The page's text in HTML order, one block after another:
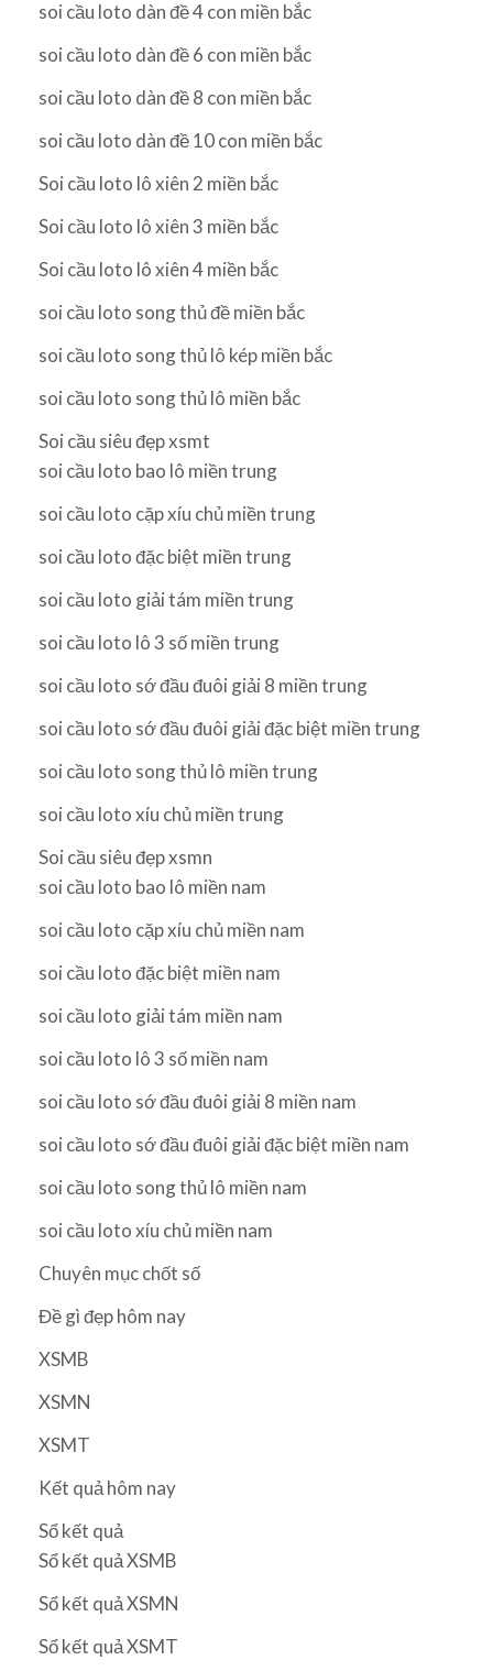
soi cầu loto dàn đề 4 con miền bắc
soi cầu loto dàn đề 6 con miền bắc
soi cầu loto dàn đề 8 con miền bắc
soi cầu loto dàn đề 10 con miền bắc
Soi cầu loto lô xiên 2 miền bắc
Soi cầu loto lô xiên 3 miền bắc
Soi cầu loto lô xiên 4 miền bắc
soi cầu loto song thủ đề miền bắc
soi cầu loto song thủ lô kép miền bắc
soi cầu loto song thủ lô miền bắc
Soi cầu siêu đẹp xsmt
soi cầu loto bao lô miền trung
soi cầu loto cặp xíu chủ miền trung
soi cầu loto đặc biệt miền trung
soi cầu loto giải tám miền trung
soi cầu loto lô 3 số miền trung
soi cầu loto sớ đầu đuôi giải 8 miền trung
soi cầu loto sớ đầu đuôi giải đặc biệt miền trung
soi cầu loto song thủ lô miền trung
soi cầu loto xíu chủ miền trung
Soi cầu siêu đẹp xsmn
soi cầu loto bao lô miền nam
soi cầu loto cặp xíu chủ miền nam
soi cầu loto đặc biệt miền nam
soi cầu loto giải tám miền nam
soi cầu loto lô 3 số miền nam
soi cầu loto sớ đầu đuôi giải 8 miền nam
soi cầu loto sớ đầu đuôi giải đặc biệt miền nam
soi cầu loto song thủ lô miền nam
soi cầu loto xíu chủ miền nam
Chuyên mục chốt số
Đề gì đẹp hôm nay
XSMB
XSMN
XSMT
Kết quả hôm nay
Sổ kết quả
Sổ kết quả XSMB
Sổ kết quả XSMN
Sổ kết quả XSMT